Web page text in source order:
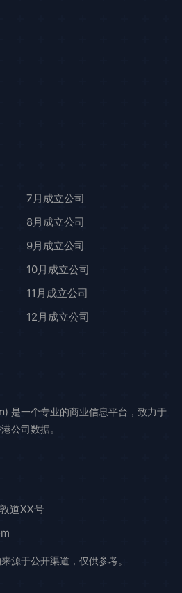
7月成立公司
8月成立公司
9月成立公司
10月成立公司
11月成立公司
12月成立公司
是一个专业的商业信息平台，致力于
公司数据。
道XX号
源于公开渠道，仅供参考。